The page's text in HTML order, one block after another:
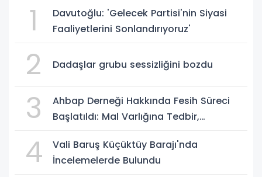
1
Davutoğlu: 'Gelecek Partisi'nin Siyasi
Faaliyetlerini Sonlandırıyoruz'
2 Dadaşlar grubu sessizliğini bozdu
3
Ahbap Derneği Hakkında Fesih Süreci
Başlatıldı: Mal Varlığına Tedbir,
4
Vali Baruş Küçüktüy Barajı'nda
İncelemelerde Bulundu